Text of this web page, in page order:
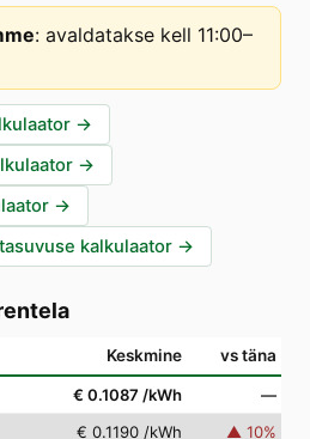
: avaldatakse kell 11:00–
→
→
→
kalkulaator →
Keskmine vs täna
€ 0.1087 /kWh
—
€ 0.1190 /kWh ▲ 10%